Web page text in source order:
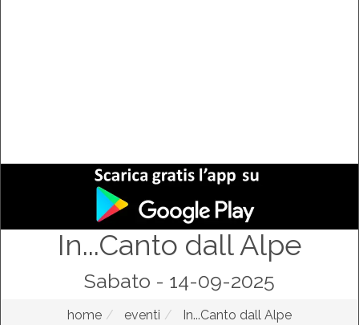
In...Canto dall Alpe
Sabato - 14-09-2025
home eventi In...Canto dall Alpe